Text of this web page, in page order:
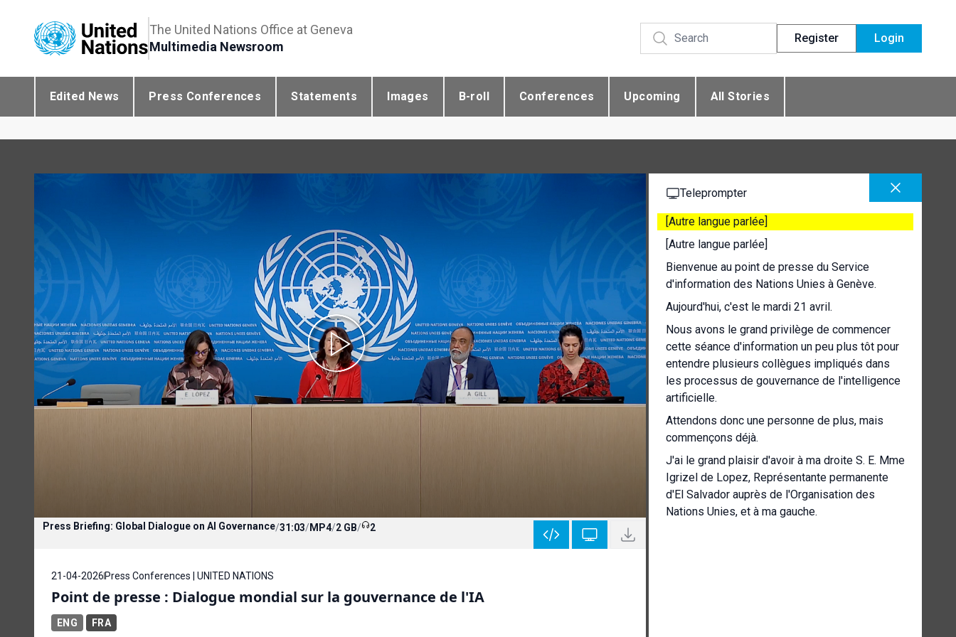
The United Nations Office at Geneva
Multimedia Newsroom
Register Login
Edited News Press Conferences Statements Images B-roll Conferences Upcoming All Stories
Press Briefing: Global Dialogue on AI Governance/31:03/MP4/2 GB/ 2
21-04-2026 Press Conferences | UNITED NATIONS
Point de presse : Dialogue mondial sur la gouvernance de l'IA
ENG FRA
Teleprompter
[Autre langue parlée]
[Autre langue parlée]
Bienvenue au point de presse du Service
d'information des Nations Unies à Genève.
Aujourd'hui, c'est le mardi 21 avril.
Nous avons le grand privilège de commencer
cette séance d'information un peu plus tôt pour
entendre plusieurs collègues impliqués dans
les processus de gouvernance de l'intelligence
artificielle.
Attendons donc une personne de plus, mais
commençons déjà.
J'ai le grand plaisir d'avoir à ma droite S. E. Mme
Igrizel de Lopez, Représentante permanente
d'El Salvador auprès de l'Organisation des
Nations Unies, et à ma gauche.